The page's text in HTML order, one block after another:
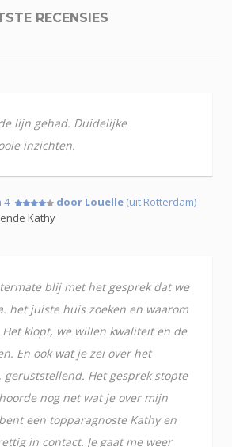
RECENSIES
lijn gehad. Duidelijke
inzichten.
4 door Louelle (uit Rotterdam)
Kathy
blij met het gesprek dat we
het juiste huis zoeken en waarom
klopt, we willen kwaliteit en de
En ook wat je zei over het
Het gesprek stopte
nog net wat je over mijn
een topparagnoste Kathy en
in contact. Je gaat me weer